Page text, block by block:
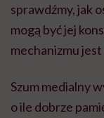
sprawdźmy, jak
mogą być jej
mechanizmu
Szum medialny
o ile dobrze